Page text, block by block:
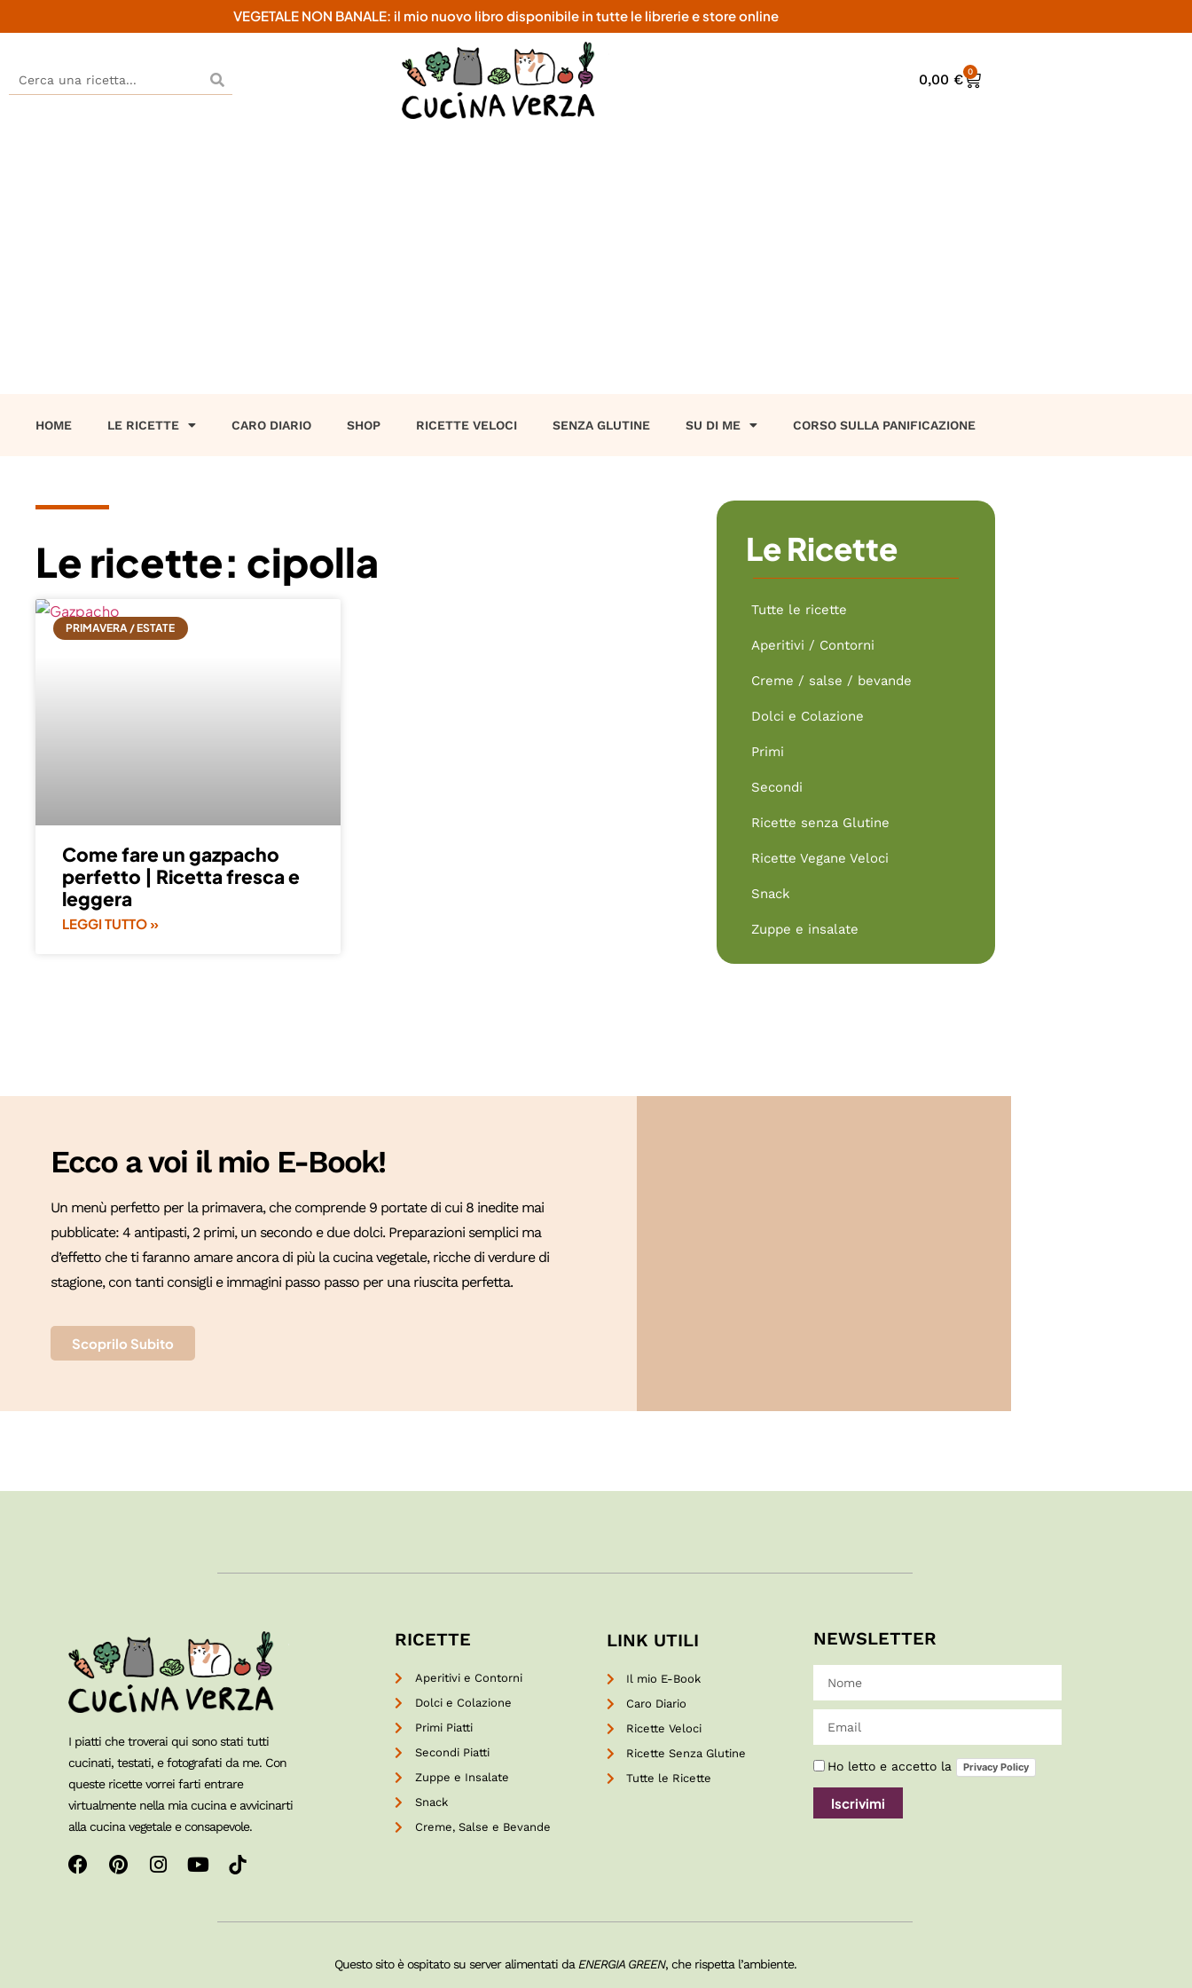
VEGETALE NON BANALE: il mio nuovo libro disponibile in tutte le librerie e store online
0,00 € 0
HOME LE RICETTE CARO DIARIO SHOP RICETTE VELOCI SENZA GLUTINE SU DI ME CORSO SULLA PANIFICAZIONE
Le ricette: cipolla
PRIMAVERA / ESTATE
Come fare un gazpacho
perfetto | Ricetta fresca e
leggera
LEGGI TUTTO »
Le Ricette
Tutte le ricette
Aperitivi / Contorni
Creme / salse / bevande
Dolci e Colazione
Primi
Secondi
Ricette senza Glutine
Ricette Vegane Veloci
Snack
Zuppe e insalate
Ecco a voi il mio E-Book!
Un menù perfetto per la primavera, che comprende 9 portate di cui 8 inedite mai
pubblicate: 4 antipasti, 2 primi, un secondo e due dolci. Preparazioni semplici ma
d’effetto che ti faranno amare ancora di più la cucina vegetale, ricche di verdure di
stagione, con tanti consigli e immagini passo passo per una riuscita perfetta.
Scoprilo Subito
I piatti che troverai qui sono stati tutti
cucinati, testati, e fotografati da me. Con
queste ricette vorrei farti entrare
virtualmente nella mia cucina e avvicinarti
alla cucina vegetale e consapevole.
RICETTE
Aperitivi e Contorni
Dolci e Colazione
Primi Piatti
Secondi Piatti
Zuppe e Insalate
Snack
Creme, Salse e Bevande
LINK UTILI
Il mio E-Book
Caro Diario
Ricette Veloci
Ricette Senza Glutine
Tutte le Ricette
NEWSLETTER
Ho letto e accetto la Privacy Policy
Iscrivimi
Questo sito è ospitato su server alimentati da ENERGIA GREEN, che rispetta l’ambiente.